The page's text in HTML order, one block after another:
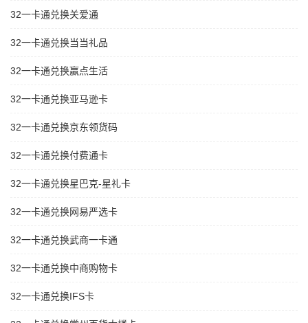
32一卡通兑换关爱通
32一卡通兑换当当礼品
32一卡通兑换赢点生活
32一卡通兑换亚马逊卡
32一卡通兑换京东领货码
32一卡通兑换付费通卡
32一卡通兑换星巴克-星礼卡
32一卡通兑换网易严选卡
32一卡通兑换武商一卡通
32一卡通兑换中商购物卡
32一卡通兑换IFS卡